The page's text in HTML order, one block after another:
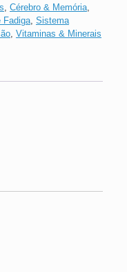
, Cérebro & Memória,
Fadiga, Sistema
, Vitaminas & Minerais